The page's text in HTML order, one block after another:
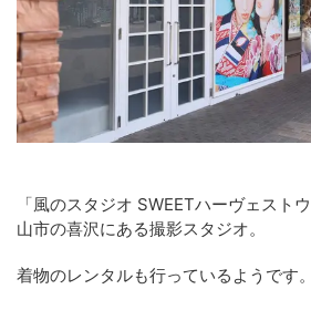
「風のスタジオ SWEETハーヴェスト
山市の喜沢にある撮影スタジオ。
着物のレンタルも行っているようです。